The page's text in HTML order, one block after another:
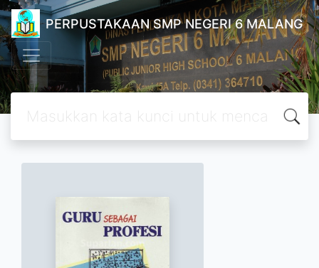
PERPUSTAKAAN SMP NEGERI 6 MALANG